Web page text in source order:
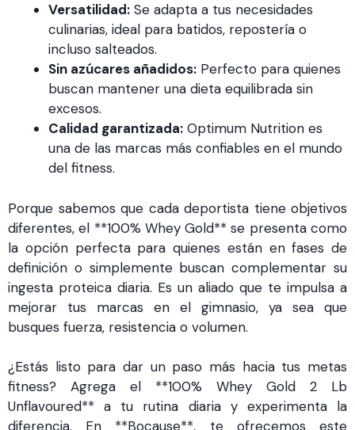
Versatilidad: Se adapta a tus necesidades
culinarias, ideal para batidos, repostería o
incluso salteados.
Sin azúcares añadidos: Perfecto para quienes
buscan mantener una dieta equilibrada sin
excesos.
Calidad garantizada: Optimum Nutrition es
una de las marcas más confiables en el mundo
del fitness.
Porque sabemos que cada deportista tiene objetivos
diferentes, el **100% Whey Gold** se presenta como
la opción perfecta para quienes están en fases de
definición o simplemente buscan complementar su
ingesta proteica diaria. Es un aliado que te impulsa a
mejorar tus marcas en el gimnasio, ya sea que
busques fuerza, resistencia o volumen.
¿Estás listo para dar un paso más hacia tus metas
fitness? Agrega el **100% Whey Gold 2 Lb
Unflavoured** a tu rutina diaria y experimenta la
diferencia. En **Bocause**, te ofrecemos este